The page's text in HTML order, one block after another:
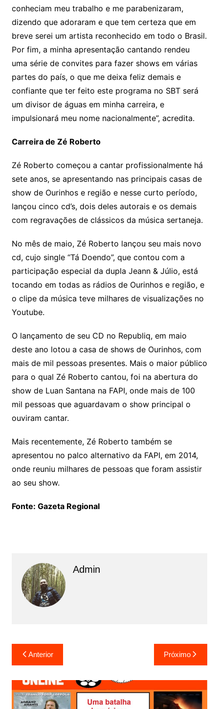
conheciam meu trabalho e me parabenizaram,
dizendo que adoraram e que tem certeza que em
breve serei um artista reconhecido em todo o Brasil.
Por fim, a minha apresentação cantando rendeu
uma série de convites para fazer shows em várias
partes do país, o que me deixa feliz demais e
confiante que ter feito este programa no SBT será
um divisor de águas em minha carreira, e
impulsionará meu nome nacionalmente”, acredita.
Carreira de Zé Roberto
Zé Roberto começou a cantar profissionalmente há
sete anos, se apresentando nas principais casas de
show de Ourinhos e região e nesse curto período,
lançou cinco cd’s, dois deles autorais e os demais
com regravações de clássicos da música sertaneja.
No mês de maio, Zé Roberto lançou seu mais novo
cd, cujo single “Tá Doendo”, que contou com a
participação especial da dupla Jeann & Júlio, está
tocando em todas as rádios de Ourinhos e região, e
o clipe da música teve milhares de visualizações no
Youtube.
O lançamento de seu CD no Republiq, em maio
deste ano lotou a casa de shows de Ourinhos, com
mais de mil pessoas presentes. Mais o maior público
para o qual Zé Roberto cantou, foi na abertura do
show de Luan Santana na FAPI, onde mais de 100
mil pessoas que aguardavam o show principal o
ouviram cantar.
Mais recentemente, Zé Roberto também se
apresentou no palco alternativo da FAPI, em 2014,
onde reuniu milhares de pessoas que foram assistir
ao seu show.
Fonte: Gazeta Regional
Admin
a
v
e
Anterior Próximo